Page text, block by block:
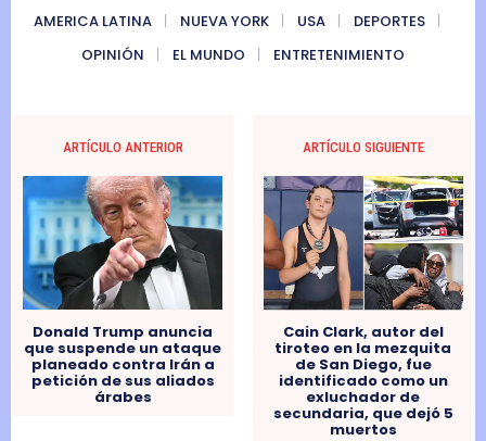
AMERICA LATINA NUEVA YORK USA
DEPORTES
OPINIÓN
EL MUNDO ENTRETENIMIENTO
ARTÍCULO ANTERIOR
Donald Trump anuncia
que suspende un ataque
planeado contra Irán a
petición de sus aliados
árabes
ARTÍCULO SIGUIENTE
Cain Clark, autor del
tiroteo en la mezquita
de San Diego, fue
identificado como un
exluchador de
secundaria, que dejó 5
muertos